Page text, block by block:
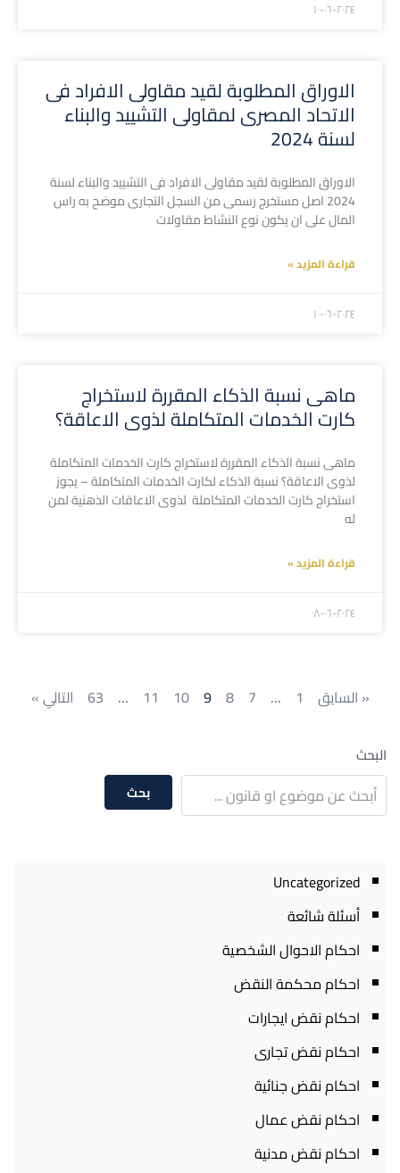
۲۰۲٤-۰٦-۱۰
الاوراق المطلوبة لقيد مقاولى الافراد فى
الاتحاد المصرى لمقاولى التشييد والبناء
لسنة 2024
الاوراق المطلوبة لقيد مقاولى الافراد فى التشييد والبناء لسنة
2024 اصل مستخرج رسمى من السجل التجارى موضح به راس
المال على ان يكون نوع النشاط مقاولات
قراءة المزيد »
۲۰۲٤-۰٦-۱۰
ماهى نسبة الذكاء المقررة لاستخراج
كارت الخدمات المتكاملة لذوى الاعاقة؟
ماهى نسبة الذكاء المقررة لاستخراج كارت الخدمات المتكاملة
لذوى الاعاقة؟ نسبة الذكاء لكارت الخدمات المتكاملة – يجوز
استخراج كارت الخدمات المتكاملة لذوى الاعاقات الذهنية لمن
له
قراءة المزيد »
۲۰۲٤-۰٦-۰۸
« السايق 1
…
7
8
9
10
11
…
63 التالي »
البحث
بحث
Uncategorized
أسئلة شائعة
احكام الاحوال الشخصية
احكام محكمة النقض
احكام نقض ايجارات
احكام نقض تجارى
احكام نقض جنائية
احكام نقض عمال
احكام نقض مدنية